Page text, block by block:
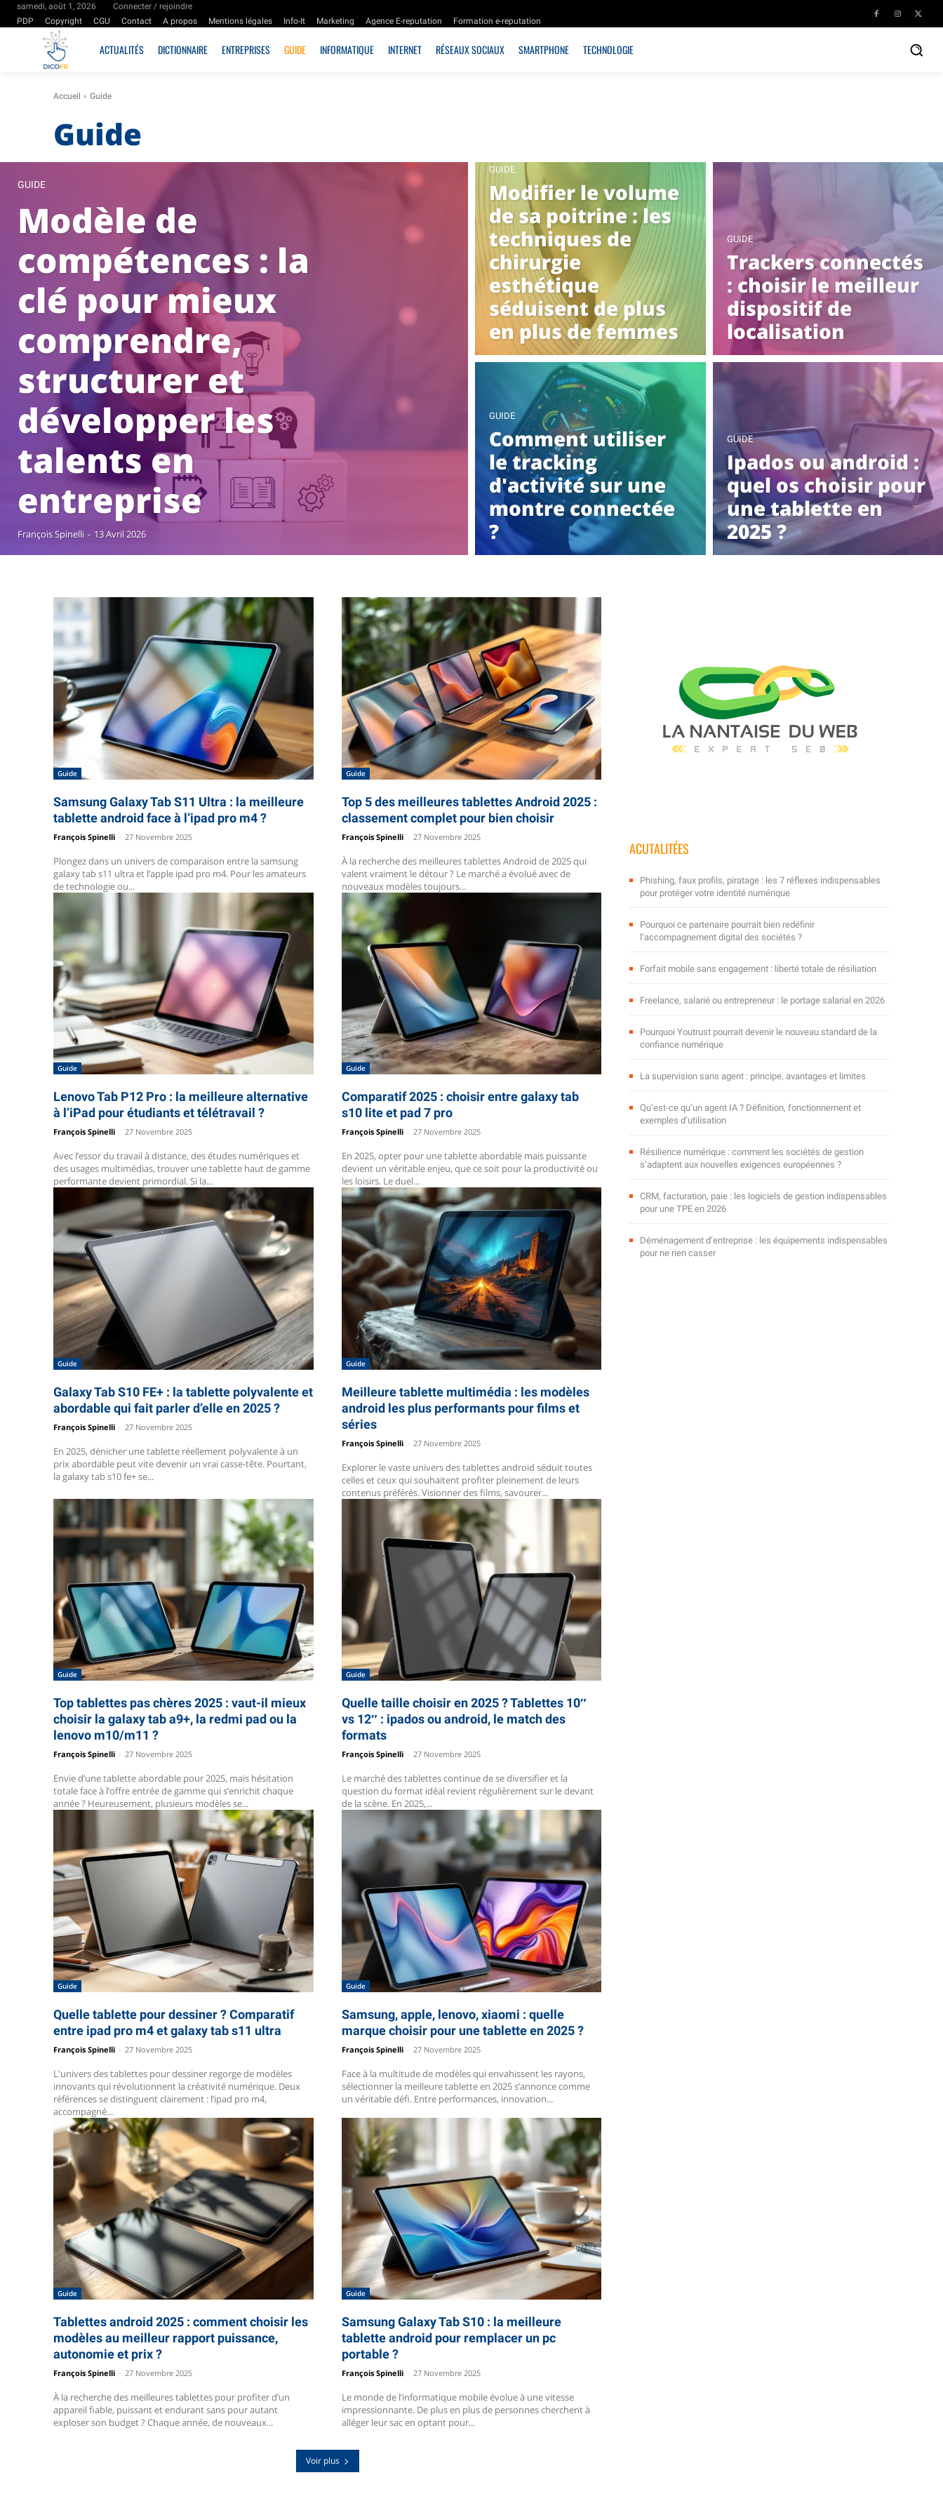
samedi, août 1, 2026
Connecter / rejoindre
PDP
Copyright CGU Contact A propos Mentions légales Info-It Marketing Agence E-reputation Formation e-reputation
ACTUALITÉS DICTIONNAIRE ENTREPRISES GUIDE INFORMATIQUE INTERNET RÉSEAUX SOCIAUX SMARTPHONE TECHNOLOGIE
Accueil Guide
Guide
GUIDE
Modèle de
compétences : la
clé pour mieux
comprendre,
structurer et
développer les
talents en
entreprise
François Spinelli - 13 Avril 2026
GUIDE
Modifier le volume
de sa poitrine : les
techniques de
chirurgie
esthétique
séduisent de plus
en plus de femmes
GUIDE
Trackers connectés
: choisir le meilleur
dispositif de
localisation
GUIDE
Comment utiliser
le tracking
d'activité sur une
montre connectée
?
GUIDE
Ipados ou android :
quel os choisir pour
une tablette en
2025 ?
Guide
Samsung Galaxy Tab S11 Ultra : la meilleure
tablette android face à l’ipad pro m4 ?
François Spinelli 27 Novembre 2025
Plongez dans un univers de comparaison entre la samsung
galaxy tab s11 ultra et l’apple ipad pro m4. Pour les amateurs
de technologie ou...
Guide
Top 5 des meilleures tablettes Android 2025 :
classement complet pour bien choisir
François Spinelli 27 Novembre 2025
À la recherche des meilleures tablettes Android de 2025 qui
valent vraiment le détour ? Le marché a évolué avec de
nouveaux modèles toujours...
Guide
Lenovo Tab P12 Pro : la meilleure alternative
à l’iPad pour étudiants et télétravail ?
François Spinelli 27 Novembre 2025
Avec l’essor du travail à distance, des études numériques et
des usages multimédias, trouver une tablette haut de gamme
performante devient primordial. Si la...
Guide
Comparatif 2025 : choisir entre galaxy tab
s10 lite et pad 7 pro
François Spinelli 27 Novembre 2025
En 2025, opter pour une tablette abordable mais puissante
devient un véritable enjeu, que ce soit pour la productivité ou
les loisirs. Le duel...
Guide
Galaxy Tab S10 FE+ : la tablette polyvalente et
abordable qui fait parler d’elle en 2025 ?
François Spinelli 27 Novembre 2025
En 2025, dénicher une tablette réellement polyvalente à un
prix abordable peut vite devenir un vrai casse-tête. Pourtant,
la galaxy tab s10 fe+ se...
Guide
Meilleure tablette multimédia : les modèles
android les plus performants pour films et
séries
François Spinelli 27 Novembre 2025
Explorer le vaste univers des tablettes android séduit toutes
celles et ceux qui souhaitent profiter pleinement de leurs
contenus préférés. Visionner des films, savourer...
Guide
Top tablettes pas chères 2025 : vaut-il mieux
choisir la galaxy tab a9+, la redmi pad ou la
lenovo m10/m11 ?
François Spinelli 27 Novembre 2025
Envie d’une tablette abordable pour 2025, mais hésitation
totale face à l’offre entrée de gamme qui s’enrichit chaque
année ? Heureusement, plusieurs modèles se...
Guide
Quelle taille choisir en 2025 ? Tablettes 10″
vs 12″ : ipados ou android, le match des
formats
François Spinelli 27 Novembre 2025
Le marché des tablettes continue de se diversifier et la
question du format idéal revient régulièrement sur le devant
de la scène. En 2025,...
Guide
Quelle tablette pour dessiner ? Comparatif
entre ipad pro m4 et galaxy tab s11 ultra
François Spinelli 27 Novembre 2025
L'univers des tablettes pour dessiner regorge de modèles
innovants qui révolutionnent la créativité numérique. Deux
références se distinguent clairement : l’ipad pro m4,
accompagné...
Guide
Samsung, apple, lenovo, xiaomi : quelle
marque choisir pour une tablette en 2025 ?
François Spinelli 27 Novembre 2025
Face à la multitude de modèles qui envahissent les rayons,
sélectionner la meilleure tablette en 2025 s’annonce comme
un véritable défi. Entre performances, innovation...
Guide
Tablettes android 2025 : comment choisir les
modèles au meilleur rapport puissance,
autonomie et prix ?
François Spinelli 27 Novembre 2025
À la recherche des meilleures tablettes pour profiter d’un
appareil fiable, puissant et endurant sans pour autant
exploser son budget ? Chaque année, de nouveaux...
Guide
Samsung Galaxy Tab S10 : la meilleure
tablette android pour remplacer un pc
portable ?
François Spinelli 27 Novembre 2025
Le monde de l’informatique mobile évolue à une vitesse
impressionnante. De plus en plus de personnes cherchent à
alléger leur sac en optant pour...
Voir plus
ACUTALITÉES
Phishing, faux profils, piratage : les 7 réflexes indispensables
pour protéger votre identité numérique
Pourquoi ce partenaire pourrait bien redéfinir
l’accompagnement digital des sociétés ?
Forfait mobile sans engagement : liberté totale de résiliation
Freelance, salarié ou entrepreneur : le portage salarial en 2026
Pourquoi Youtrust pourrait devenir le nouveau standard de la
confiance numérique
La supervision sans agent : principe, avantages et limites
Qu’est-ce qu’un agent IA ? Définition, fonctionnement et
exemples d’utilisation
Résilience numérique : comment les sociétés de gestion
s’adaptent aux nouvelles exigences européennes ?
CRM, facturation, paie : les logiciels de gestion indispensables
pour une TPE en 2026
Déménagement d’entreprise : les équipements indispensables
pour ne rien casser